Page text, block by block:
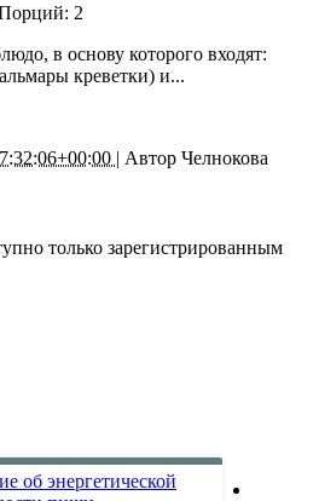
2
в основу которого входят:
креветки) и...
| Автор Челнокова
только зарегистрированным